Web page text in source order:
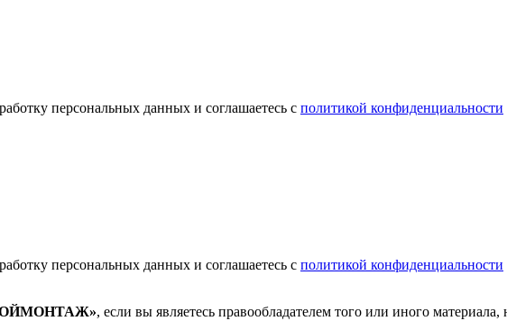
персональных данных и соглашаетесь с политикой конфиденциальности
персональных данных и соглашаетесь с политикой конфиденциальности
, если вы являетесь правообладателем того или иного